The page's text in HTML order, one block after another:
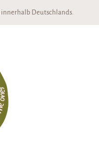
innerhalb Deutschlands.